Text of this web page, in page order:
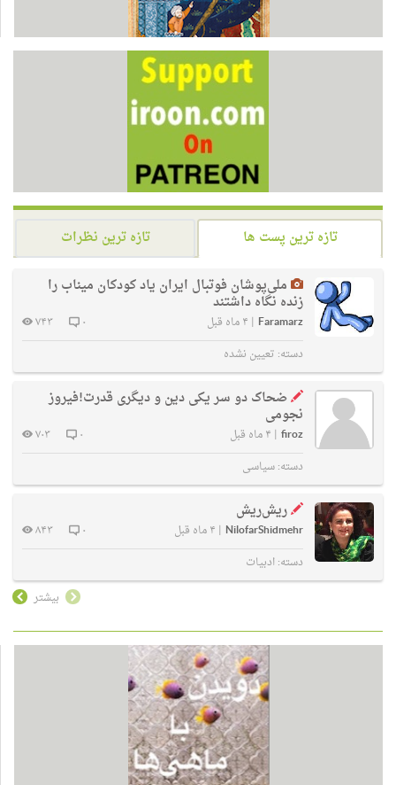
تازه ترین پست ها
تازه ترین نظرات
ملی‌پوشان فوتبال ایران یاد کودکان میناب را
زنده نگاه داشتند
Faramarz
| ۴ ماه قبل ۰
۷۴۳
دسته: تعیین نشده
ضحاک دو سر یکی دین و دیگری قدرت!فیروز
نجومی
firoz
| ۴ ماه قبل ۰
۷۰۳
دسته:سیاسی
ریش‌ریش
NilofarShidmehr
| ۴ ماه قبل ۰
۸۴۳
دسته:ادبیات
بیشتر